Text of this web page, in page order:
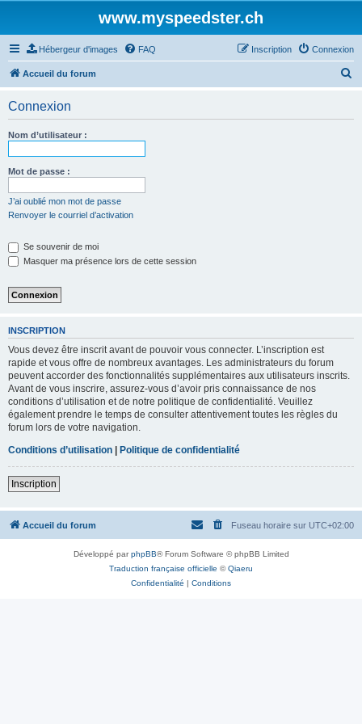
www.myspeedster.ch
Hébergeur d'images FAQ Connexion
Inscription
Accueil du forum
Connexion
Nom d’utilisateur :
Mot de passe :
J’ai oublié mon mot de passe
Renvoyer le courriel d’activation
Se souvenir de moi
Masquer ma présence lors de cette session
INSCRIPTION
Vous devez être inscrit avant de pouvoir vous connecter. L’inscription est
rapide et vous offre de nombreux avantages. Les administrateurs du forum
peuvent accorder des fonctionnalités supplémentaires aux utilisateurs inscrits.
Avant de vous inscrire, assurez-vous d’avoir pris connaissance de nos
conditions d’utilisation et de notre politique de confidentialité. Veuillez
également prendre le temps de consulter attentivement toutes les règles du
forum lors de votre navigation.
Conditions d’utilisation | Politique de confidentialité
Inscription
Accueil du forum Fuseau horaire sur UTC+02:00
Développé parphpBB® Forum Software © phpBB Limited
Traduction française officielle ©Qiaeru
Confidentialité | Conditions